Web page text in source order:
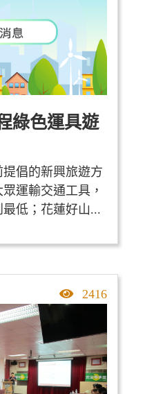
綠色運具遊
倡的新興旅遊方
運輸交通工具，
低；花蓮好山...
點擊率
2416